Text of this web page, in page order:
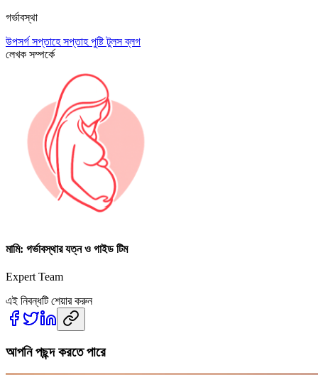
গর্ভাবস্থা
উপসর্গ সপ্তাহে সপ্তাহপুষ্টিটুলসব্লগ
লেখক সম্পর্কে
মামি: গর্ভাবস্থার যত্ন ও গাইড টিম
Expert Team
এই নিবন্ধটি শেয়ার করুন
আপনি পছন্দ করতে পারে